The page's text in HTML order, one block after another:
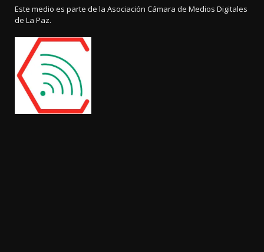
Este medio es parte de la Asociación Cámara de Medios Digitales
de La Paz.